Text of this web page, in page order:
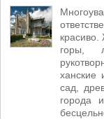
горы,
ханские
сад,
города